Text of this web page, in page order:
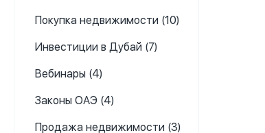
Покупка недвижимости (10)
Инвестиции в Дубай (7)
Вебинары (4)
Законы ОАЭ (4)
Продажа недвижимости (3)